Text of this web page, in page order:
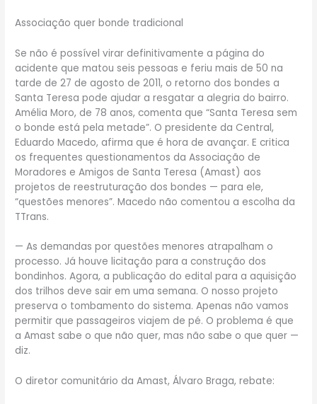
Associação quer bonde tradicional
Se não é possível virar definitivamente a página do
acidente que matou seis pessoas e feriu mais de 50 na
tarde de 27 de agosto de 2011, o retorno dos bondes a
Santa Teresa pode ajudar a resgatar a alegria do bairro.
Amélia Moro, de 78 anos, comenta que “Santa Teresa sem
o bonde está pela metade”. O presidente da Central,
Eduardo Macedo, afirma que é hora de avançar. E critica
os frequentes questionamentos da Associação de
Moradores e Amigos de Santa Teresa (Amast) aos
projetos de reestruturação dos bondes — para ele,
“questões menores”. Macedo não comentou a escolha da
TTrans.
— As demandas por questões menores atrapalham o
processo. Já houve licitação para a construção dos
bondinhos. Agora, a publicação do edital para a aquisição
dos trilhos deve sair em uma semana. O nosso projeto
preserva o tombamento do sistema. Apenas não vamos
permitir que passageiros viajem de pé. O problema é que
a Amast sabe o que não quer, mas não sabe o que quer —
diz.
O diretor comunitário da Amast, Álvaro Braga, rebate: